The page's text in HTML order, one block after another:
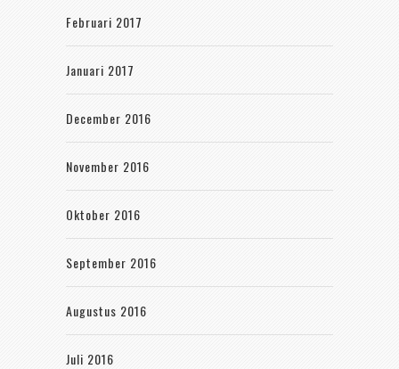
Februari 2017
Januari 2017
December 2016
November 2016
Oktober 2016
September 2016
Augustus 2016
Juli 2016